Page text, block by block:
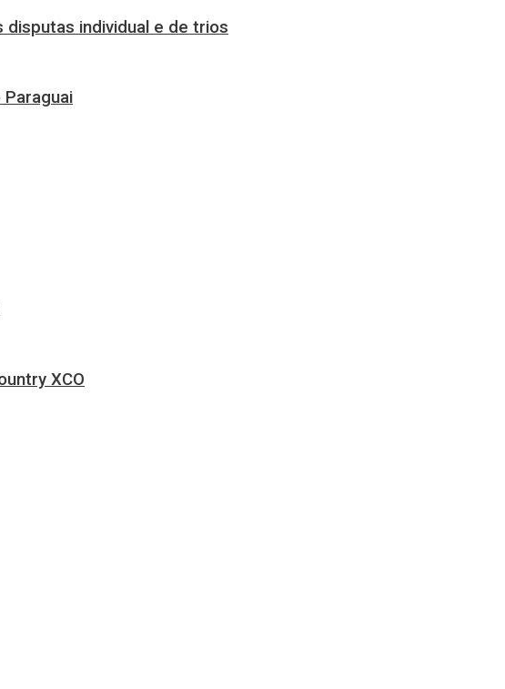
disputas individual e de trios
XCO